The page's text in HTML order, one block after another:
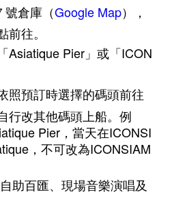
號倉庫（Google Map），
往。
Asiatique Pier」或「ICON
照預訂時選擇的碼頭前往
行改其他碼頭上船。例
Pier，當天在ICONSI
，不可改為ICONSIAM
助百匯、現場音樂演唱及